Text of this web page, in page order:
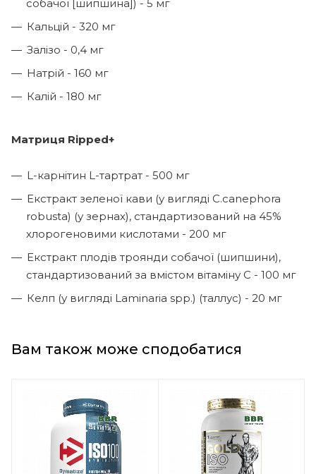
собачої [шипшина]) - 5 мг
Кальцій - 320 мг
Залізо - 0,4 мг
Натрій - 160 мг
Калій - 180 мг
Матриця Ripped+
L-карнітин L-тартрат - 500 мг
Екстракт зеленої кави (у вигляді C.canephora
robusta) (у зернах), стандартизований на 45%
хлорогеновими кислотами - 200 мг
Екстракт плодів троянди собачої (шипшини),
стандартизований за вмістом вітаміну С - 100 мг
Келп (у вигляді Laminaria spp.) (таллус) - 20 мг
Вам також може сподобатися